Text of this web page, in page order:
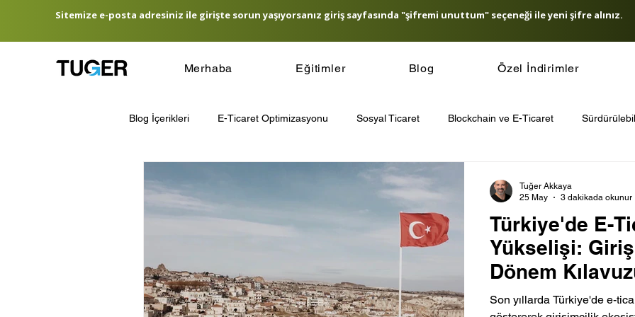
Sitemize e-posta adresiniz ile girişte sorun yaşıyorsanız giriş sayfasında "şifremi unuttum" seçeneği ile yeni şifre alınız.
Merhaba Eğitimler Blog Özel İndirimler
Blog İçerikleri E-Ticaret Optimizasyonu Sosyal Ticaret Blockchain ve E-Ticaret
E-Ticaret Güvenliği E-Ticaret SEO Stratejileri
Müşteri Sadakati Stratejileri Other
Amazon Satış Rehberi Türkiye’de E-Ticaret
Türkiye'de E-
Yükselişi:
Dönem
Son yıllarda Türkiye'de e-
Tuğer Akkaya
25 May
3 dakikada okunur